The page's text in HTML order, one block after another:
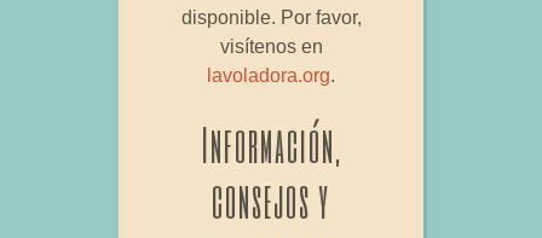
disponible. Por favor,
visítenos en
lavoladora.org.
Información,
consejos y